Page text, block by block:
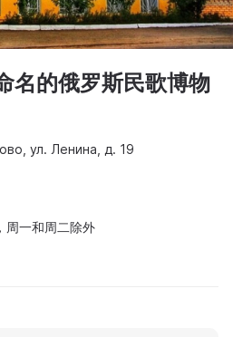
名的俄罗斯民歌博物
ул. Ленина, д. 19
一和周二除外